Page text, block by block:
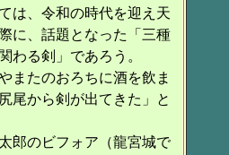
は、令和の時代を迎え天
に、話題となった「三種
わる剣」であろう。
またのおろちに酒を飲ま
尾から剣が出てきた」と
郎のビフォア（龍宮城で